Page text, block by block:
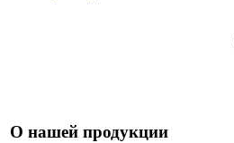
О нашей продукции